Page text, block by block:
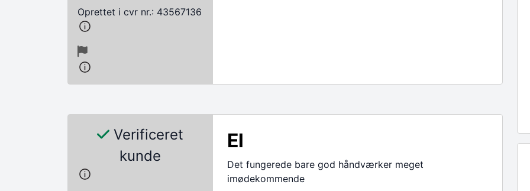
Oprettet i cvr nr.: 43567136
Verificeret
kunde
El
Det fungerede bare god håndværker meget
imødekommende